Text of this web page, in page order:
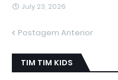
July 23, 2026
Postagem Anterior
TIM TIM KIDS